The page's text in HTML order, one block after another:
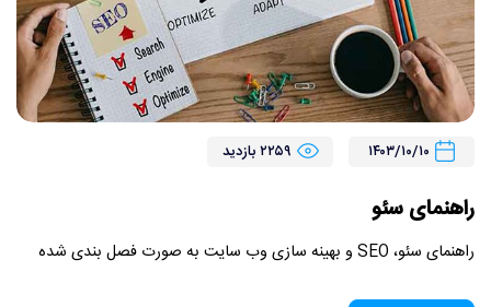
بلاگ
درباره ما
تماس با ما
۱۴۰۳/۱۰/۱۰ ۲۲۵۹ بازدید
راهنمای سئو
راهنمای سئو، SEO و بهینه سازی وب سایت به صورت فصل بندی شده